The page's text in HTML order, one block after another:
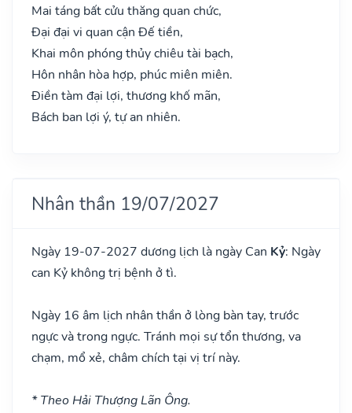
Mai táng bất cửu thăng quan chức,
Đại đại vi quan cận Đế tiền,
Khai môn phóng thủy chiêu tài bạch,
Hôn nhân hòa hợp, phúc miên miên.
Điền tàm đại lợi, thương khố mãn,
Bách ban lợi ý, tự an nhiên.
Nhân thần 19/07/2027
Ngày 19-07-2027 dương lịch là ngày Can Kỷ: Ngày
can Kỷ không trị bệnh ở tì.
Ngày 16 âm lịch nhân thần ở lòng bàn tay, trước
ngực và trong ngực. Tránh mọi sự tổn thương, va
chạm, mổ xẻ, châm chích tại vị trí này.
* Theo Hải Thượng Lãn Ông.